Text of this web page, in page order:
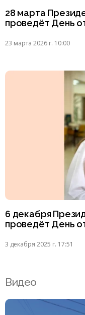
28 марта
проведёт День
23 марта 2026 г. 10:00
6 декабря
проведёт День
3 декабря 2025 г. 17:51
Видео